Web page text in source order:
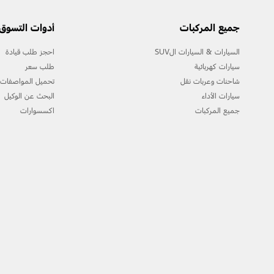
جميع المركبات
السيارات & السيارات الSUV
سيارات كهربائية
شاحنات وعربات نقل
سيارات الأداء
جميع المركبات
أدوات
احجز طلب قيادة
طلب سعر
تحميل المواصفات
البحث عن الوكيل
اكسسوارات